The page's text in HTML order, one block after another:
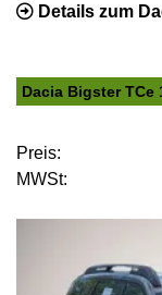
Details zum
Dacia Bigster TCe
Preis:
MWSt: